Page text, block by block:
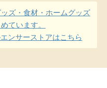
ズ・食材・ホームグッズ
ています。
ンサーストアはこちら